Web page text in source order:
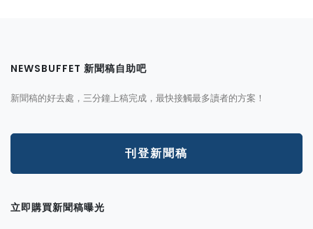
NEWSBUFFET 新聞稿自助吧
新聞稿的好去處，三分鐘上稿完成，最快接觸最多讀者的方案！
刊登新聞稿
立即購買新聞稿曝光